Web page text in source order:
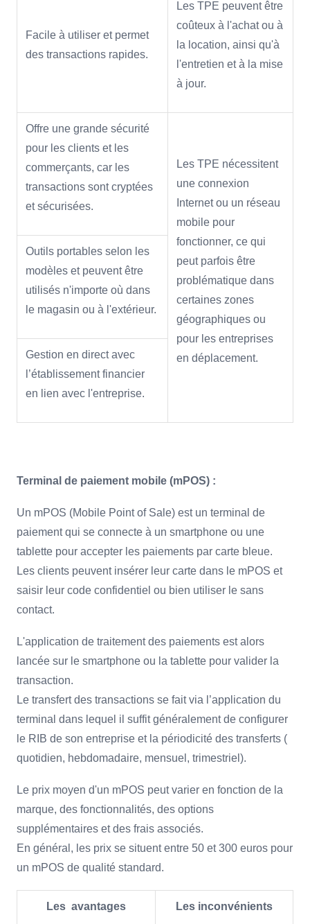
Facile à utiliser et permet
des transactions rapides.
Les TPE peuvent être
coûteux à l'achat ou à
la location, ainsi qu'à
l'entretien et à la mise
à jour.
Offre une grande sécurité
pour les clients et les
commerçants, car les
transactions sont cryptées
et sécurisées.
Les TPE nécessitent
une connexion
Internet ou un réseau
mobile pour
fonctionner, ce qui
peut parfois être
problématique dans
certaines zones
géographiques ou
pour les entreprises
en déplacement.
Outils portables selon les
modèles et peuvent être
utilisés n'importe où dans
le magasin ou à l'extérieur.
Gestion en direct avec
l’établissement financier
en lien avec l'entreprise.
Terminal de paiement mobile (mPOS) :
Un mPOS (Mobile Point of Sale) est un terminal de
paiement qui se connecte à un smartphone ou une
tablette pour accepter les paiements par carte bleue.
Les clients peuvent insérer leur carte dans le mPOS et
saisir leur code confidentiel ou bien utiliser le sans
contact.
L'application de traitement des paiements est alors
lancée sur le smartphone ou la tablette pour valider la
transaction.
Le transfert des transactions se fait via l’application du
terminal dans lequel il suffit généralement de configurer
le RIB de son entreprise et la périodicité des transferts (
quotidien, hebdomadaire, mensuel, trimestriel).
Le prix moyen d'un mPOS peut varier en fonction de la
marque, des fonctionnalités, des options
supplémentaires et des frais associés.
En général, les prix se situent entre 50 et 300 euros pour
un mPOS de qualité standard.
Les avantages Les inconvénients